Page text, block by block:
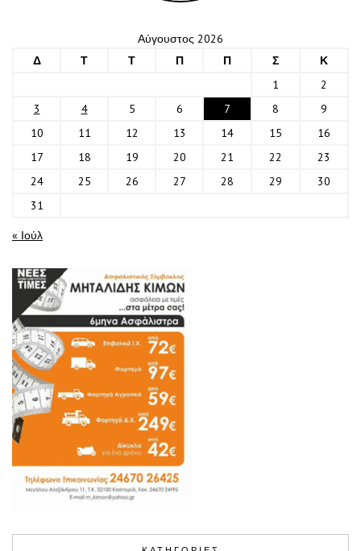
Αύγουστος 2026
Δ
Τ Τ Π Π Σ
Κ
1
2
3
4 5 6 7 8
9
10
11 12 13 14 15
16
17
18 19 20 21 22
23
24
25 26 27 28 29
30
31
« Ιούλ